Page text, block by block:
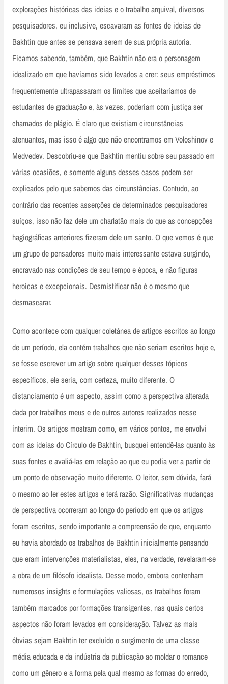
explorações históricas das ideias e o trabalho arquival, diversos
pesquisadores, eu inclusive, escavaram as fontes de ideias de
Bakhtin que antes se pensava serem de sua própria autoria.
Ficamos sabendo, também, que Bakhtin não era o personagem
idealizado em que havíamos sido levados a crer: seus empréstimos
frequentemente ultrapassaram os limites que aceitaríamos de
estudantes de graduação e, às vezes, poderiam com justiça ser
chamados de plágio. É claro que existiam circunstâncias
atenuantes, mas isso é algo que não encontramos em Voloshinov e
Medvedev. Descobriu-se que Bakhtin mentiu sobre seu passado em
várias ocasiões, e somente alguns desses casos podem ser
explicados pelo que sabemos das circunstâncias. Contudo, ao
contrário das recentes asserções de determinados pesquisadores
suíços, isso não faz dele um charlatão mais do que as concepções
hagiográficas anteriores fizeram dele um santo. O que vemos é que
um grupo de pensadores muito mais interessante estava surgindo,
encravado nas condições de seu tempo e época, e não figuras
heroicas e excepcionais. Desmistificar não é o mesmo que
desmascarar.
Como acontece com qualquer coletânea de artigos escritos ao longo
de um período, ela contém trabalhos que não seriam escritos hoje e,
se fosse escrever um artigo sobre qualquer desses tópicos
específicos, ele seria, com certeza, muito diferente. O
distanciamento é um aspecto, assim como a perspectiva alterada
dada por trabalhos meus e de outros autores realizados nesse
ínterim. Os artigos mostram como, em vários pontos, me envolvi
com as ideias do Círculo de Bakhtin, busquei entendê-las quanto às
suas fontes e avaliá-las em relação ao que eu podia ver a partir de
um ponto de observação muito diferente. O leitor, sem dúvida, fará
o mesmo ao ler estes artigos e terá razão. Significativas mudanças
de perspectiva ocorreram ao longo do período em que os artigos
foram escritos, sendo importante a compreensão de que, enquanto
eu havia abordado os trabalhos de Bakhtin inicialmente pensando
que eram intervenções materialistas, eles, na verdade, revelaram-se
a obra de um filósofo idealista. Desse modo, embora contenham
numerosos insights e formulações valiosas, os trabalhos foram
também marcados por formações transigentes, nas quais certos
aspectos não foram levados em consideração. Talvez as mais
óbvias sejam Bakhtin ter excluído o surgimento de uma classe
média educada e da indústria da publicação ao moldar o romance
como um gênero e a forma pela qual mesmo as formas do enredo,